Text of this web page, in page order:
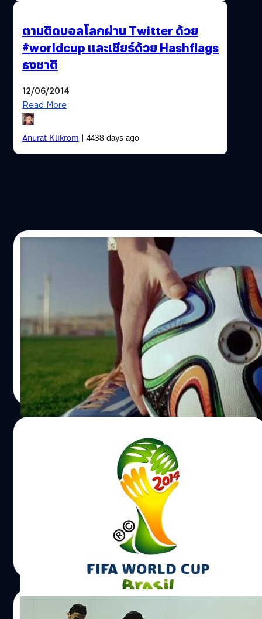
ตามติดบอลโลกผ่าน Twitter ด้วย
#worldcup และเชียร์ด้วย Hashflags
ธงชาติ
12/06/2014
Read More
Anurat Klikrom| 4438 days ago
นี่แค่น้ำจิ้ม! อาดิดาสออกแคมเปญติดกล้อง
HD 6 ตัวในลูกฟุตบอลใหม่รับบอลโลก
อาดิดาส โหมโรงมหกรรมฟุตบอลโลก 2014 ที่กำลังจะเริ่ม
ฟาดแข้งกันในอีกไม่กี่เดือนข้างหน้า ด้วยการออกแคมเปญ
โฆษณาใหม่ของลูกฟุตบอล Brazuca ที่จะใช้งานในการแข่งขัน
ครั้งนี้ ภายใต้ชื่อ Brazuca Around The World
ณัฐพันธ์ ส่งวิรุฬห์ | 4508 days ago
Read More
จะจบยังไงล่ะทีนี้? กสทช. ยืนยันตามกฎ Must
Have ฟรีทีวีต้องได้ดูครบ 64 นัด
มหกรรมการแข่งขันฟุตบอลโลกก็ใกล้เข้ามาถึงทุกทีๆ แต่
ปัญหาเรื่องการถ่ายทอดสดยังไม่จบง่ายๆครับท่านผู้ชม
| 4525 days ago